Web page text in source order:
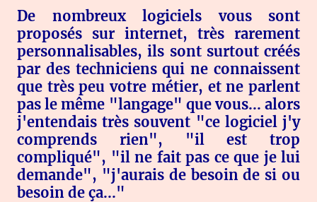
De nombreux logiciels vous sont
proposés sur internet, très rarement
personnalisables, ils sont surtout créés
par des techniciens qui ne connaissent
que très peu votre métier, et ne parlent
pas le même "langage" que vous... alors
j'entendais très souvent "ce logiciel j'y
comprends rien", "il est trop
compliqué", "il ne fait pas ce que je lui
demande", "j'aurais de besoin de si ou
besoin de ça..."